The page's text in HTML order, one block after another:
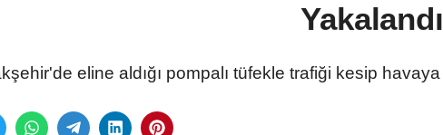
Yakalandı
eline aldığı pompalı tüfekle trafiği kesip